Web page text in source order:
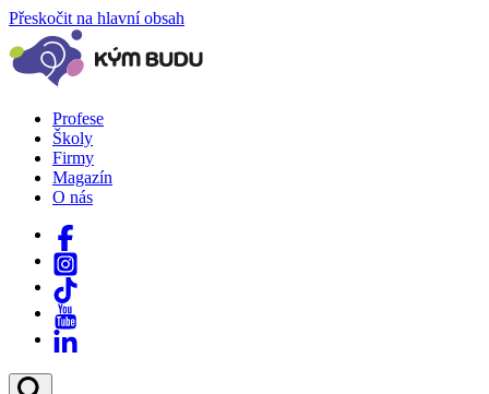
Přeskočit na hlavní obsah
Profese
Školy
Firmy
Magazín
O nás